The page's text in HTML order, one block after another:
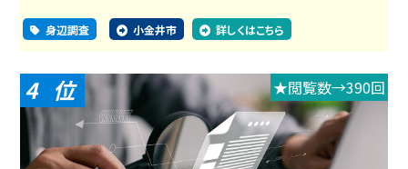
身辺調査 小金井市 詳しくはこちら
4 ★閲覧数→390回